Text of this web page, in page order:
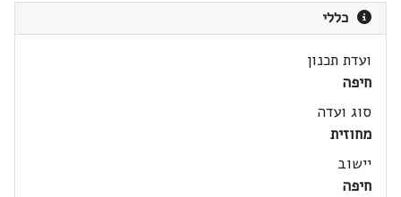
כללי
ועדת תכנון
חיפה
סוג ועדה
מחוזית
יישוב
חיפה